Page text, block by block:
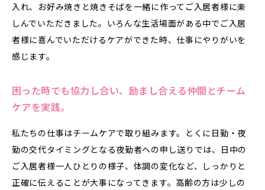
入れ、お好み焼きと焼きそばを一緒に作ってご入居者様に楽
しんでいただきました。いろんな生活場面がある中でご入居
者様に喜んでいただけるケアができた時、仕事にやりがいを
感じます。
困った時でも協力し合い、励まし合える仲間とチーム
ケアを実践。
私たちの仕事はチームケアで取り組みます。とくに日勤・夜
勤の交代タイミングとなる夜勤者への申し送りでは、日中の
ご入居者様一人ひとりの様子、体調の変化など、しっかりと
正確に伝えることが大事になってきます。高齢の方は少しの